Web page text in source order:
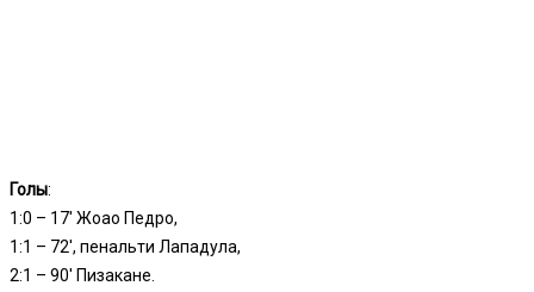
Голы:
1:0 – 17′ Жоао Педро,
1:1 – 72′, пенальти Лападула,
2:1 – 90′ Пизакане.